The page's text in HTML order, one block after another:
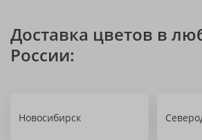
Доставка цветов в
России:
Новосибирск